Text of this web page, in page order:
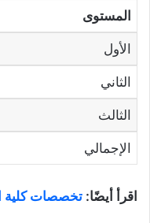
المستوى
الأول
الثاني
الثالث
الإجمالي
اقرأ أيضًا: تخصصات كلية